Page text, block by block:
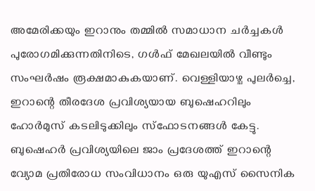
അമേരിക്കയും ഇറാനും തമ്മിൽ സമാധാന ചർച്ചകൾ
പുരോഗമിക്കുന്നതിനിടെ, ഗൾഫ് മേഖലയിൽ വീണ്ടും
സംഘർഷം രൂക്ഷമാകുകയാണ്. വെള്ളിയാഴ്ച പുലർച്ചെ,
ഇറാന്റെ തീരദേശ പ്രവിശ്യയായ ബുഷെഹറിലും
ഹോർമുസ് കടലിടുക്കിലും സ്ഫോടനങ്ങൾ കേട്ടു.
ബുഷെഹർ പ്രവിശ്യയിലെ ജാം പ്രദേശത്ത് ഇറാന്റെ
വ്യോമ പ്രതിരോധ സംവിധാനം ഒരു യുഎസ് സൈനിക